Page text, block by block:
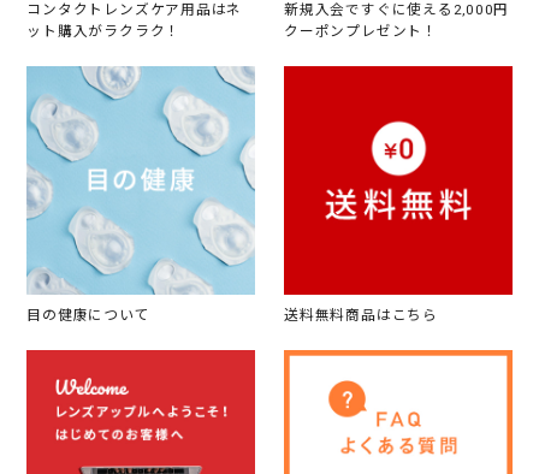
コンタクトレンズケア用品はネ
ット購入がラクラク！
新規入会ですぐに使える2,000円
クーポンプレゼント！
目の健康について 送料無料商品はこちら